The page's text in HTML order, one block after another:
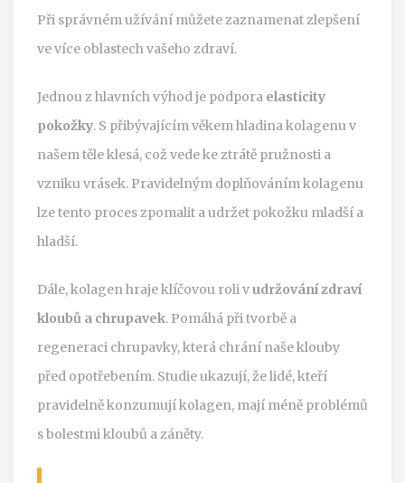
Při správném užívání můžete zaznamenat zlepšení
ve více oblastech vašeho zdraví.
Jednou z hlavních výhod je podpora elasticity
pokožky. S přibývajícím věkem hladina kolagenu v
našem těle klesá, což vede ke ztrátě pružnosti a
vzniku vrásek. Pravidelným doplňováním kolagenu
lze tento proces zpomalit a udržet pokožku mladší a
hladší.
Dále, kolagen hraje klíčovou roli vudržování zdraví
kloubů a chrupavek. Pomáhá při tvorbě a
regeneraci chrupavky, která chrání naše klouby
před opotřebením. Studie ukazují, že lidé, kteří
pravidelně konzumují kolagen, mají méně problémů
s bolestmi kloubů a záněty.